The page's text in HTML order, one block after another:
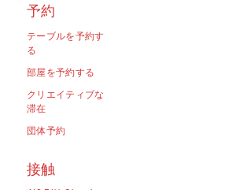
予約
テーブルを予約す
る
部屋を予約する
クリエイティブな
滞在
団体予約
接触